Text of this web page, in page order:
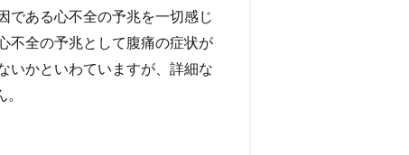
である心不全の予兆を一切感じ
不全の予兆として腹痛の症状が
いかといわていますが、詳細な